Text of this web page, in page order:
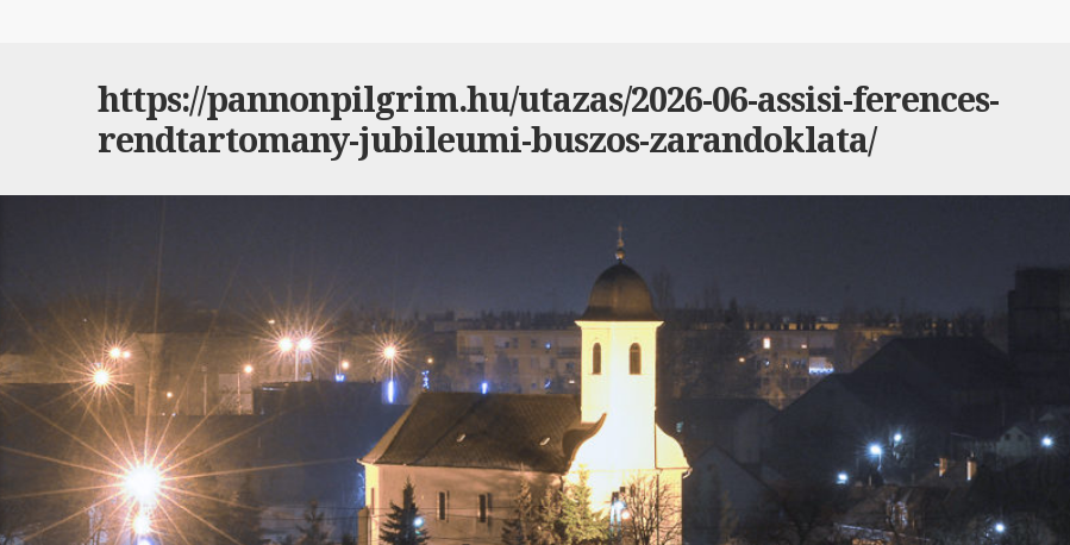
https://pannonpilgrim.hu/utazas/2026-06-assisi-ferences-
rendtartomany-jubileumi-buszos-zarandoklata/